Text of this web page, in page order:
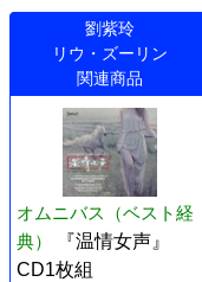
劉紫玲
リウ・ズーリン
関連商品
オムニバス（ベスト経
典）
『温情女声』
CD1枚組